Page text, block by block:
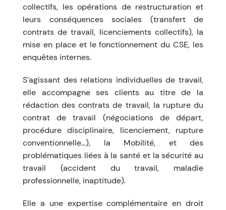
collectifs, les opérations de restructuration et
leurs conséquences sociales (transfert de
contrats de travail, licenciements collectifs), la
mise en place et le fonctionnement du CSE, les
enquêtes internes.
S’agissant des relations individuelles de travail,
elle accompagne ses clients au titre de la
rédaction des contrats de travail, la rupture du
contrat de travail (négociations de départ,
procédure disciplinaire, licenciement, rupture
conventionnelle…), la Mobilité, et des
problématiques liées à la santé et la sécurité au
travail (accident du travail, maladie
professionnelle, inaptitude).
Elle a une expertise complémentaire en droit